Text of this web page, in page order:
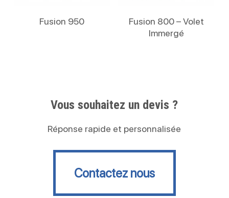
Fusion 950
Fusion 800 – Volet
Immergé
Vous souhaitez un devis ?
Réponse rapide et personnalisée
Contactez nous
Contactez nous